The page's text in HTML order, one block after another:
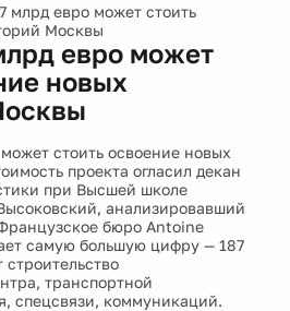
млрд евро может стоить
Москвы
евро может
новых
стоить освоение новых
проекта огласил декан
при Высшей школе
анализировавший
бюро Antoine
самую большую цифру — 187
транспортной
спецсвязи, коммуникаций.